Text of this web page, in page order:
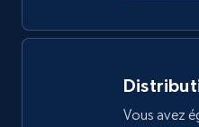
Vous avez